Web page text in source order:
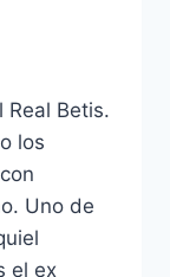
Real Betis.
los
Uno de
el ex